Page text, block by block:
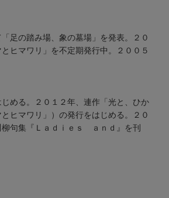
足の踏み場、象の墓場」を発表。２０
ヒマワリ」を不定期発行中。２００５
める。２０１２年、連作「光と、ひか
ヒマワリ」）の発行をはじめる。２０
柳句集『Ｌａｄｉｅｓ ａｎｄ』を刊